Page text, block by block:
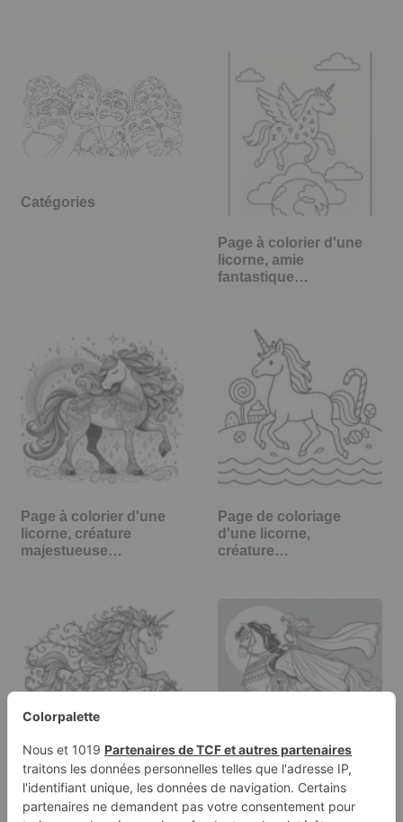
Catégories
Page à colorier d'une
licorne, amie
fantastique…
Page à colorier d'une
licorne, créature
majestueuse…
Page de coloriage
d'une licorne,
créature…
Page à colorier d'une
licorne, créature
Page à colorier d'une
cavalière Mustang,